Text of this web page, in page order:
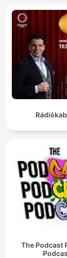
The Podcast